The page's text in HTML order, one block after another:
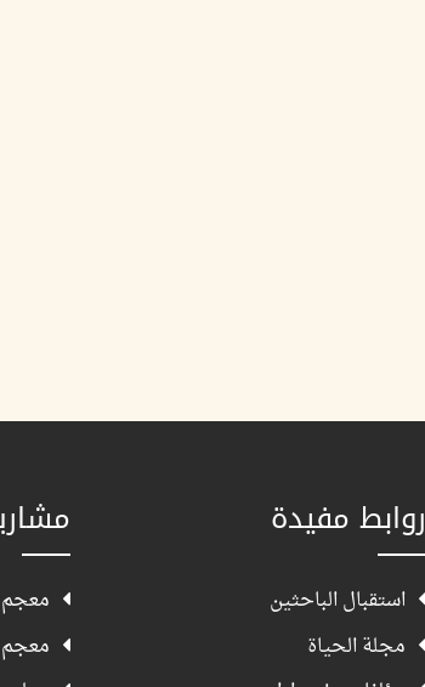
روابط مفيدة
استقبال الباحثين
مجلة الحياة
معجم